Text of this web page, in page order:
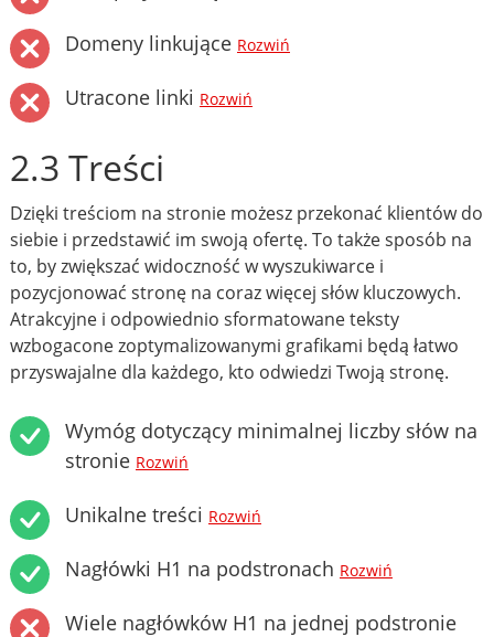
Domeny linkujące Rozwiń
Utracone linki Rozwiń
2.3 Treści
Dzięki treściom na stronie możesz przekonać klientów do
siebie i przedstawić im swoją ofertę. To także sposób na
to, by zwiększać widoczność w wyszukiwarce i
pozycjonować stronę na coraz więcej słów kluczowych.
Atrakcyjne i odpowiednio sformatowane teksty
wzbogacone zoptymalizowanymi grafikami będą łatwo
przyswajalne dla każdego, kto odwiedzi Twoją stronę.
Wymóg dotyczący minimalnej liczby słów na
stronie Rozwiń
Unikalne treści Rozwiń
Nagłówki H1 na podstronach Rozwiń
Wiele nagłówków H1 na jednej podstronie